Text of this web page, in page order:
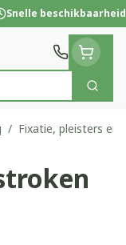
Snelle beschikbaarheid
Zoek
/ Fixatie, pleisters en